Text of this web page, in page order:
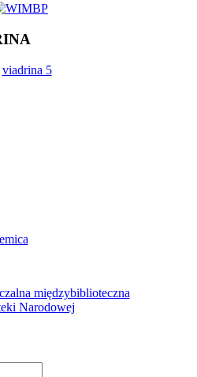
międzybiblioteczna
Narodowej